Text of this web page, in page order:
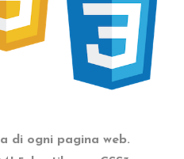
di ogni pagina web.